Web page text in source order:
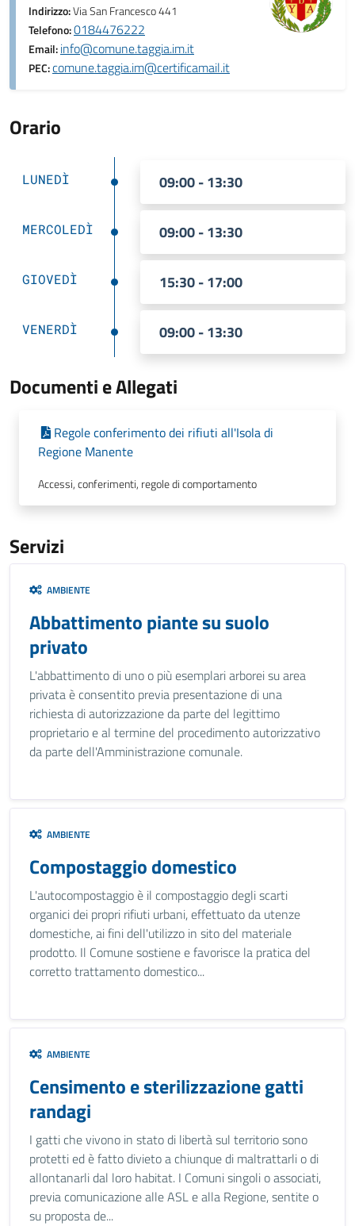
Indirizzo:Via San Francesco 441
Telefono:0184476222
Email:info@comune.taggia.im.it
PEC:comune.taggia.im@certificamail.it
Orario
LUNEDÌ 09:00 - 13:30
MERCOLEDÌ 09:00 - 13:30
GIOVEDÌ 15:30 - 17:00
VENERDÌ 09:00 - 13:30
Documenti e Allegati
Regole conferimento dei rifiuti all'Isola di
Regione Manente
Accessi, conferimenti, regole di comportamento
Servizi
AMBIENTE
Abbattimento piante su suolo
privato
L'abbattimento di uno o più esemplari arborei su area
privata è consentito previa presentazione di una
richiesta di autorizzazione da parte del legittimo
proprietario e al termine del procedimento autorizzativo
da parte dell'Amministrazione comunale.
AMBIENTE
Compostaggio domestico
L'autocompostaggio è il compostaggio degli scarti
organici dei propri rifiuti urbani, effettuato da utenze
domestiche, ai fini dell'utilizzo in sito del materiale
prodotto. Il Comune sostiene e favorisce la pratica del
corretto trattamento domestico...
AMBIENTE
Censimento e sterilizzazione gatti
randagi
I gatti che vivono in stato di libertà sul territorio sono
protetti ed è fatto divieto a chiunque di maltrattarli o di
allontanarli dal loro habitat. I Comuni singoli o associati,
previa comunicazione alle ASL e alla Regione, sentite o
su proposta de...